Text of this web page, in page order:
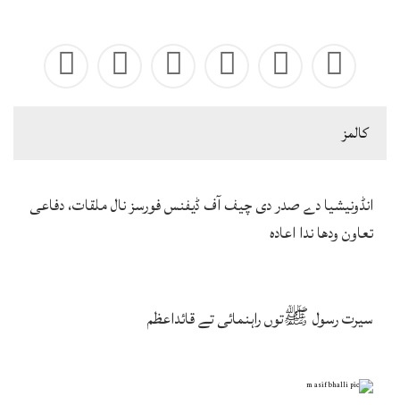
كالمز
انڈونیشیا دے صدر دی چیف آف ڈیفنس فورسز نال ملقات، دفاعی
تعاون ودھا ندا اعادہ
سیرت رسول ﷺتوں راہنمائی تے قائداعظم